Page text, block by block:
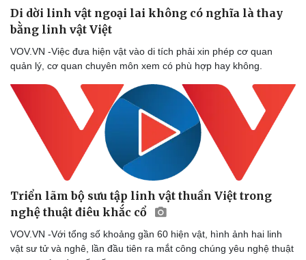
Di dời linh vật ngoại lai không có nghĩa là thay
bằng linh vật Việt
VOV.VN -Việc đưa hiện vật vào di tích phải xin phép cơ quan
quản lý, cơ quan chuyên môn xem có phù hợp hay không.
Triển lãm bộ sưu tập linh vật thuần Việt trong
nghệ thuật điêu khắc cổ
VOV.VN -Với tổng số khoảng gần 60 hiện vật, hình ảnh hai linh
vật sư tử và nghê, lần đầu tiên ra mắt công chúng yêu nghệ thuật